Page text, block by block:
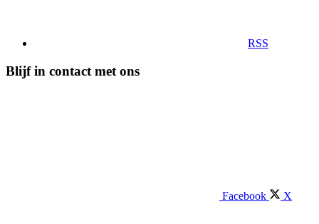
RSS
Blijf in contact met ons
Facebook X